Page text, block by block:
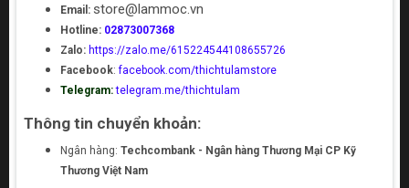
Email: store@lammoc.vn
Hotline: 02873007368
Zalo: https://zalo.me/615224544108655726
Facebook:facebook.com/thichtulamstore
Telegram: telegram.me/thichtulam
Thông tin chuyển khoản:
Ngân hàng: Techcombank - Ngân hàng Thương Mại CP Kỹ
Thương Việt Nam